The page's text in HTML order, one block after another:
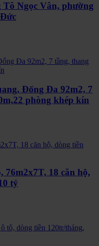
Ngọc Vân, phường
Đống Đa 92m2, 7
phòng khép kín
18 căn hộ,
tỷ